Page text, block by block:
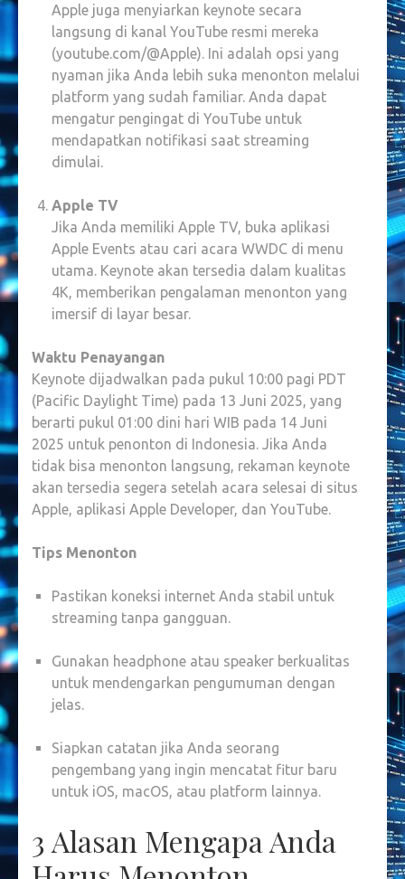
Apple juga menyiarkan keynote secara
langsung di kanal YouTube resmi mereka
(youtube.com/@Apple). Ini adalah opsi yang
nyaman jika Anda lebih suka menonton melalui
platform yang sudah familiar. Anda dapat
mengatur pengingat di YouTube untuk
mendapatkan notifikasi saat streaming
dimulai.
Apple TV
Jika Anda memiliki Apple TV, buka aplikasi
Apple Events atau cari acara WWDC di menu
utama. Keynote akan tersedia dalam kualitas
4K, memberikan pengalaman menonton yang
imersif di layar besar.
Waktu Penayangan
Keynote dijadwalkan pada pukul 10:00 pagi PDT
(Pacific Daylight Time) pada 13 Juni 2025, yang
berarti pukul 01:00 dini hari WIB pada 14 Juni
2025 untuk penonton di Indonesia. Jika Anda
tidak bisa menonton langsung, rekaman keynote
akan tersedia segera setelah acara selesai di situs
Apple, aplikasi Apple Developer, dan YouTube.
Tips Menonton
Pastikan koneksi internet Anda stabil untuk
streaming tanpa gangguan.
Gunakan headphone atau speaker berkualitas
untuk mendengarkan pengumuman dengan
jelas.
Siapkan catatan jika Anda seorang
pengembang yang ingin mencatat fitur baru
untuk iOS, macOS, atau platform lainnya.
3 Alasan Mengapa Anda